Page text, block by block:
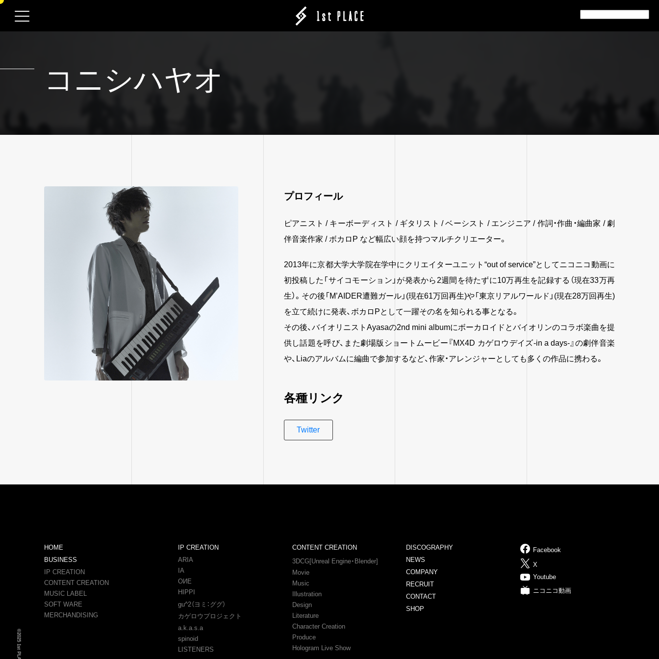
コ ニシハヤオ
プロフィール
ピアニスト / キーボーディスト / ギタリスト / ベーシスト / エンジニア / 作詞・作曲・編曲家 / 劇
伴音楽作家 / ボカロP など幅広い顔を持つマルチクリエーター。
2013年に京都大学大学院在学中にクリエイターユニット“out of service”としてニコニコ動画に
初投稿した「サイコモーション」が発表から2週間を待たずに10万再生を記録する（現在33万再
生）。その後「M’AIDER遭難ガール」(現在61万回再生)や「東京リアルワールド」(現在28万回再生)
を立て続けに発表、ボカロPとして一躍その名を知られる事となる。
その後、バイオリニストAyasaの2nd mini albumにボーカロイドとバイオリンのコラボ楽曲を提
供し話題を呼び、また劇場版ショートムービー『MX4D カゲロウデイズ-in a days-』の劇伴音楽
や、Liaのアルバムに編曲で参加するなど、作家・アレンジャーとしても多くの作品に携わる。
各種リンク
Twitter
HOME
BUSINESS
IP CREATION
CONTENT CREATION
MUSIC LABEL
SOFT WARE
MERCHANDISING
IP CREATION
ARIA
IA
OИE
HIPPI
gu^2（ヨミ：ググ）
カゲロウプロジェクト
a.k.a.s.a
spinoid
LISTENERS
CONTENT CREATION
3DCG[Unreal Engine・Blender]
Movie
Music
Illustration
Design
Literature
Character Creation
Produce
Hologram Live Show
DISCOGRAPHY
NEWS
COMPANY
RECRUIT
CONTACT
SHOP
Facebook
X
Youtube
ニコニコ動画